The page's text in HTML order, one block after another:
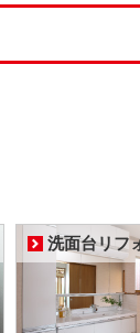
洗面台リフ